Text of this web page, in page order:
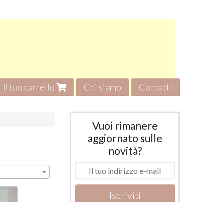
Il tuo carrello Chi siamo Contatti
Vuoi rimanere
aggiornato sulle
novità?
Iscriviti